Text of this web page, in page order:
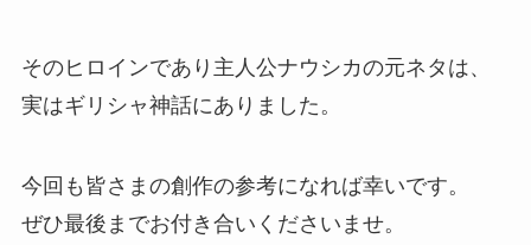
そのヒロインであり主人公ナウシカの元ネタは、
実はギリシャ神話にありました。
今回も皆さまの創作の参考になれば幸いです。
ぜひ最後までお付き合いくださいませ。